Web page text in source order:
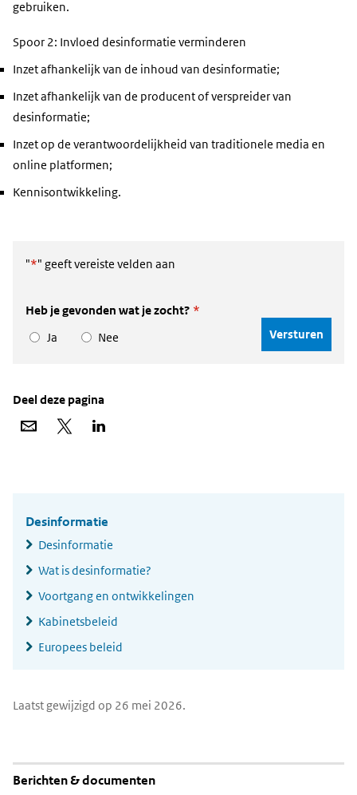
gebruiken.
Spoor 2: Invloed desinformatie verminderen
Inzet afhankelijk van de inhoud van desinformatie;
Inzet afhankelijk van de producent of verspreider van
desinformatie;
Inzet op de verantwoordelijkheid van traditionele media en
online platformen;
Kennisontwikkeling.
"*" geeft vereiste velden aan
Heb je gevonden wat je zocht? *
Ja
Nee
Deel deze pagina
Deel
Deel
Desinformatie
Desinformatie
Wat is desinformatie?
Voortgang en ontwikkelingen
Kabinetsbeleid
Europees beleid
Laatst gewijzigd op 26 mei 2026.
Berichten & documenten